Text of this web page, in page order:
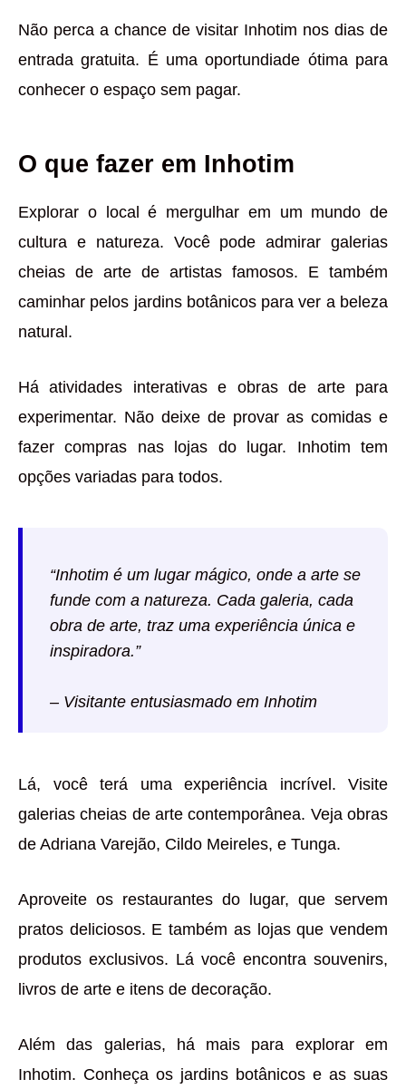
Não perca a chance de visitar Inhotim nos dias de
entrada gratuita. É uma oportundiade ótima para
conhecer o espaço sem pagar.
O que fazer em Inhotim
Explorar o local é mergulhar em um mundo de
cultura e natureza. Você pode admirar galerias
cheias de arte de artistas famosos. E também
caminhar pelos jardins botânicos para ver a beleza
natural.
Há atividades interativas e obras de arte para
experimentar. Não deixe de provar as comidas e
fazer compras nas lojas do lugar. Inhotim tem
opções variadas para todos.
“Inhotim é um lugar mágico, onde a arte se
funde com a natureza. Cada galeria, cada
obra de arte, traz uma experiência única e
inspiradora.”
– Visitante entusiasmado em Inhotim
Lá, você terá uma experiência incrível. Visite
galerias cheias de arte contemporânea. Veja obras
de Adriana Varejão, Cildo Meireles, e Tunga.
Aproveite os restaurantes do lugar, que servem
pratos deliciosos. E também as lojas que vendem
produtos exclusivos. Lá você encontra souvenirs,
livros de arte e itens de decoração.
Além das galerias, há mais para explorar em
Inhotim. Conheça os jardins botânicos e as suas